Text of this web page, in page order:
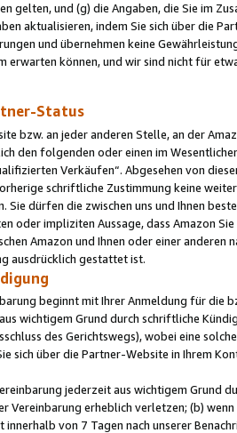
gelten, und (g) die Angaben, die Sie im
aktualisieren, indem Sie sich über die
und übernehmen keine
erwarten können, und wir sind nicht für
Status
bzw. an jeder anderen Stelle, an der
den folgenden oder einen im
Verkäufen“. Abgesehen von
schriftliche Zustimmung keine
Sie dürfen die zwischen uns und Ihnen
oder impliziten Aussage, dass Amazon
Amazon und Ihnen oder einer
ausdrücklich gestattet ist.
beginnt mit Ihrer Anmeldung für die
wichtigem Grund durch schriftliche
des Gerichtswegs), wobei eine
sich über die Partner-Website in Ihrem
jederzeit aus wichtigem Grund
Vereinbarung erheblich verletzen; (b)
von 7 Tagen nach unserer